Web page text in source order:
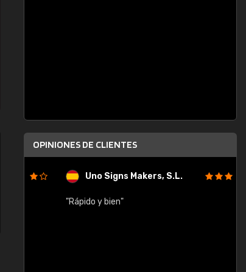
OPINIONES DE CLIENTES
Uno Signs Makers, S.L.
"Rápido y bien"